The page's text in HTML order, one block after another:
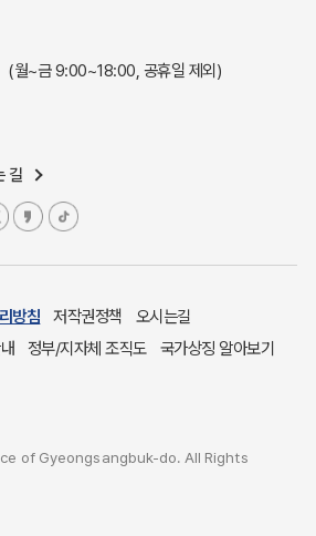
센터
안내
(월~금 9:00~18:00, 공휴일 제외)
길
방침 저작권정책
오시는길
정부/지자체 조직도 국가상징 알아보기
of Gyeongsangbuk-do. All Rights